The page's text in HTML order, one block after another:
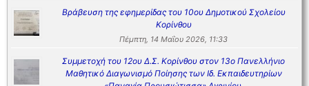
Βράβευση της εφημερίδας του 10ου Δημοτικού Σχολείου
Κορίνθου
Πέμπτη, 14 Μαΐου 2026, 11:33
Συμμετοχή του 12ου Δ.Σ. Κορίνθου στον 13ο Πανελλήνιο
Μαθητικό Διαγωνισμό Ποίησης των Ιδ. Εκπαιδευτηρίων